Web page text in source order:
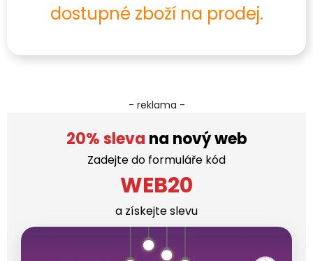
dostupné zboží na prodej.
- reklama -
20% sleva na nový web
Zadejte do formuláře kód
WEB20
a získejte slevu